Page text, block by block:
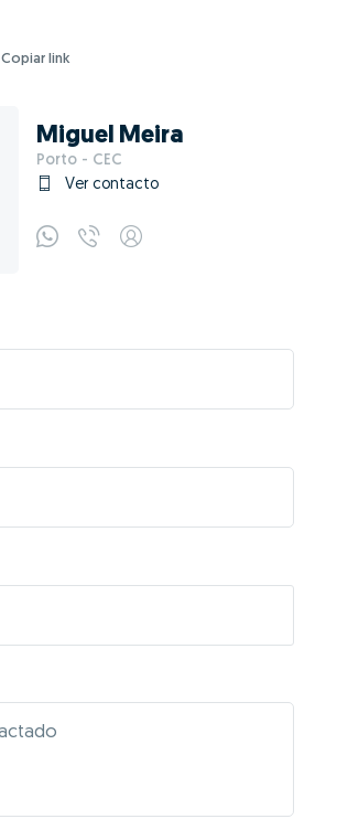
Copiar link
Miguel Meira
Porto - CEC
Ver contacto